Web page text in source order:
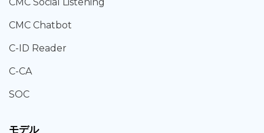
CMC Chatbot
C-ID Reader
C-CA
SOC
モデル